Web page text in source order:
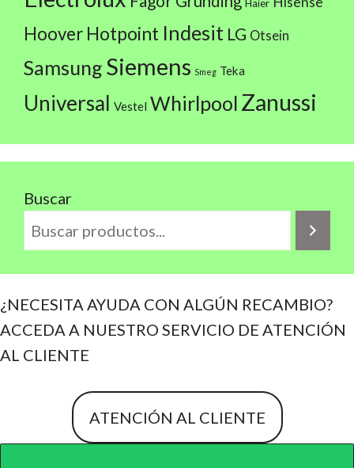
Haier
Hoover Hotpoint Indesit LG Otsein
Samsung Siemens Smeg Teka
Universal Vestel Whirlpool Zanussi
Buscar
¿NECESITA AYUDA CON ALGÚN RECAMBIO?
ACCEDA A NUESTRO SERVICIO DE ATENCIÓN
AL CLIENTE
ATENCIÓN AL CLIENTE